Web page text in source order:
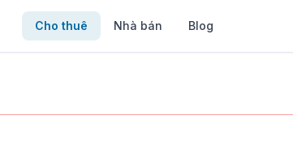
Cho thuê Nhà bán Blog